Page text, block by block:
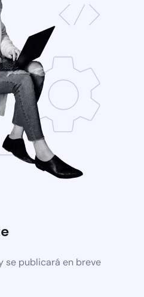
se publicará en breve